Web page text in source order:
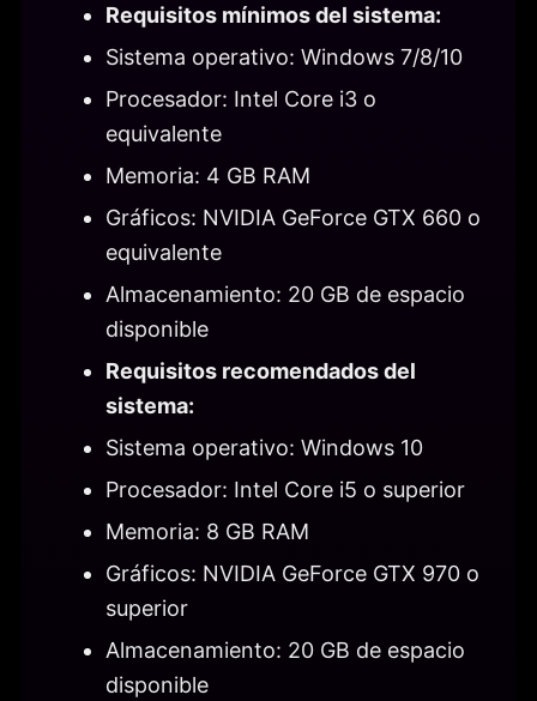
Requisitos mínimos del sistema:
Sistema operativo: Windows 7/8/10
Procesador: Intel Core i3 o
equivalente
Memoria: 4 GB RAM
Gráficos: NVIDIA GeForce GTX 660 o
equivalente
Almacenamiento: 20 GB de espacio
disponible
Requisitos recomendados del
sistema:
Sistema operativo: Windows 10
Procesador: Intel Core i5 o superior
Memoria: 8 GB RAM
Gráficos: NVIDIA GeForce GTX 970 o
superior
Almacenamiento: 20 GB de espacio
disponible